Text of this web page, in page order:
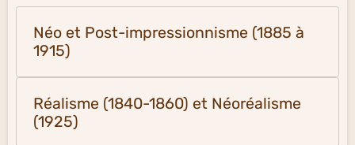
Néo et Post-impressionnisme (1885 à
1915)
Réalisme (1840-1860) et Néoréalisme
(1925)